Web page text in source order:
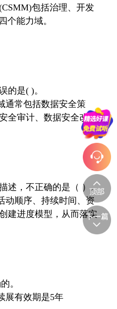
包括治理、开发
个能力域。
的是( )。
通常包括数据安全策
全审计、数据安全改进4
述，不正确的是（ ）。
动顺序、持续时间、资
建进度模型，从而落实
。
展有效期是5年